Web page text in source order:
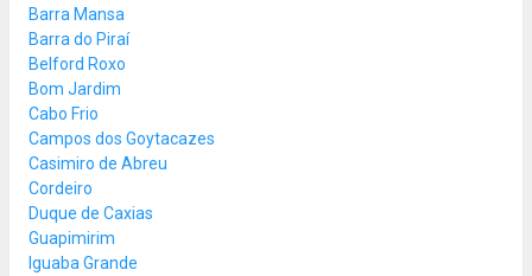
Barra Mansa
Barra do Piraí
Belford Roxo
Bom Jardim
Cabo Frio
Campos dos Goytacazes
Casimiro de Abreu
Cordeiro
Duque de Caxias
Guapimirim
Iguaba Grande